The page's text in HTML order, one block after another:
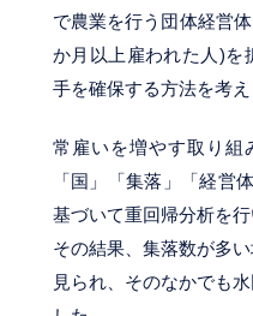
で農業を行う団体経営
か月以上雇われた人)を
手を確保する方法を考え
常雇いを増やす取り組
「国」「集落」「経営
基づいて重回帰分析を
その結果、集落数が多
見られ、そのなかでも